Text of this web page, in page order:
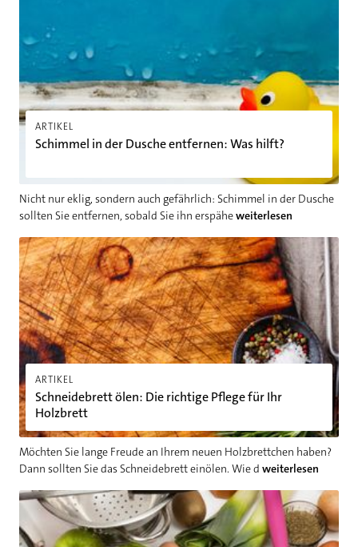
ARTIKEL
Schimmel in der Dusche entfernen: Was hilft?
Nicht nur eklig, sondern auch gefährlich: Schimmel in der Dusche
sollten Sie entfernen, sobald Sie ihn erspäheweiterlesen
ARTIKEL
Schneidebrett ölen: Die richtige Pflege für Ihr
Holzbrett
Möchten Sie lange Freude an Ihrem neuen Holzbrettchen haben?
Dann sollten Sie das Schneidebrett einölen. Wie d weiterlesen
Schneidebrett ölen: Die richtige Pflege für Ihr Holzbrett
5 Küchen-Gadgets, die die Welt nicht braucht - oder doch?